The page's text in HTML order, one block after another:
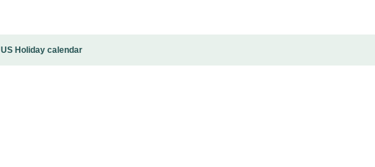
US Holiday calendar